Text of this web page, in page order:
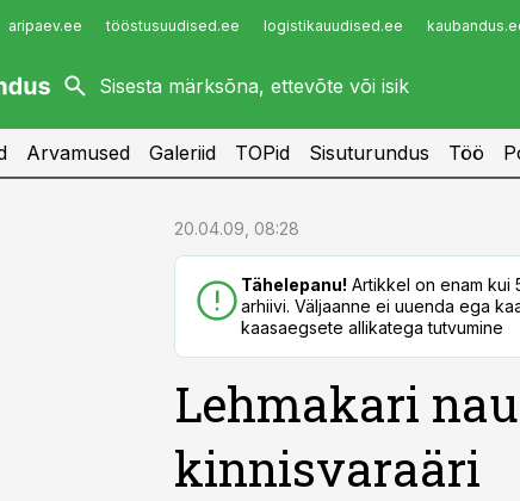
aripaev.ee tööstusuudised.ee logistikauudised.ee
imelineajalugu.ee
Infopank
Arvamused Galeriid TOPid Sisuturundus Töö
20.04.09, 08:28
Tähelepanu! Artikkel on enam kui
arhiivi. Väljaanne ei uuenda ega
kaasaegsete allikatega tutvumine
Lehmakari
kinnisvaraäri